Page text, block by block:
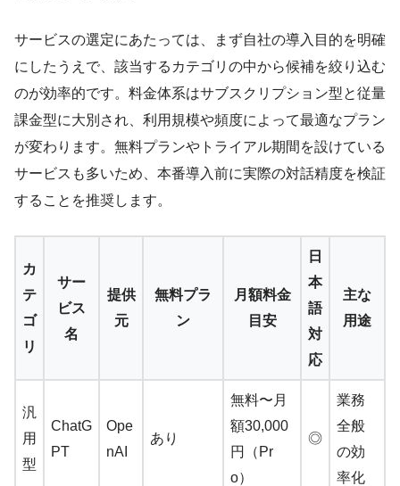
サービスの選定にあたっては、まず自社の導入目的を明確
にしたうえで、該当するカテゴリの中から候補を絞り込む
のが効率的です。料金体系はサブスクリプション型と従量
課金型に大別され、利用規模や頻度によって最適なプラン
が変わります。無料プランやトライアル期間を設けている
サービスも多いため、本番導入前に実際の対話精度を検証
することを推奨します。
カ
テ
ゴ
リ
サー
ビス
名
提供
元
無料プラ
ン
月額料金
目安
日
本
語
対
応
主な
用途
汎
用
型
ChatG
PT
Ope
nAI
あり
無料〜月
額30,000
円（Pr
o）
◎
業務
全般
の効
率化